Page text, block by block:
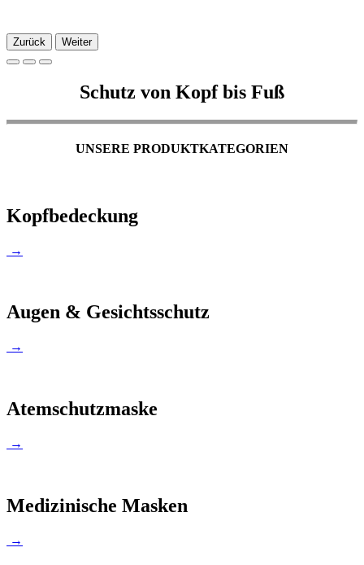
Zurück Weiter
Schutz von Kopf bis Fuß
UNSERE PRODUKTKATEGORIEN
Kopfbedeckung
→
Augen & Gesichtsschutz
→
Atemschutzmaske
→
Medizinische Masken
→